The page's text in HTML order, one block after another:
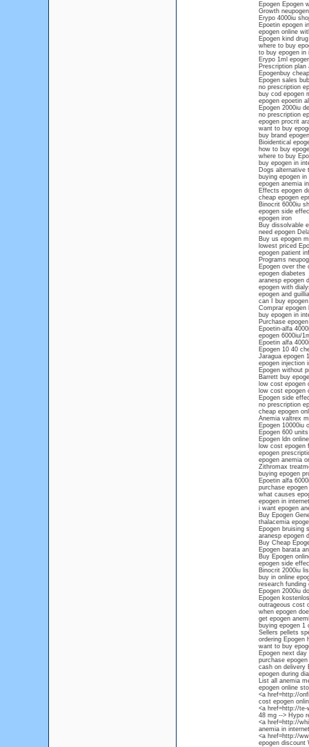
Epogen Epogen
Growth
Erypo 4000iu
Epoetin epogen
epogen online
Epogen kind
where to buy
to buy epogen in
Erypo 1ml
Prescription plan
Epogenbuy
Epogen sales
no prescription
buy cod epogen
epogen epoetin
Epogen 2000iu
no prescription
epogen procrit
want to buy
buy brand
Bioidentical
how to buy
where to buy
buy epogen in
Dogs alternative
buying epogen
epogen anemia
Effects epogen
cheap epogen
Binocrit 6000iu
epogen side
epogen iron
Buy dissolvable
need epogen
Buy us epogen
lowest priced
epogen patient
Programs
Epogen over the
epogen diabetes
aranesp epogen
epogen with
epogen and
can I buy
Comprar epogen
buy epogen in
Purchase
Epoetin-alfa
epogen 6000iu/
Epoetin alfa
Epogen 10 40
Jaragua epogen
epogen injection
Epogen without
Barrett buy
low cost epogen
low cost epogen
Epogen side
no prescription
cheap epogen
Anemia valtrex
Epogen 10000iu
Epogen 600
Epogen ldn online
low cost epogen
epogen
epogen anemia
Zithromax
buying epogen
Epoetin alfa
purchase
what causes
epogen in
i want epogen
Buy Epogen
thalacemia
Epogen bruising
aranesp epogen
Buy Cheap
Epogen barata
Buy Epogen
epogen side
Binocrit 2000iu
buy in online
research funding
Epogen 2000iu
Epogen
outrageous cost
when epogen
get epogen
buying epogen 1
Sellers pellets
ordering Epogen
want to buy
Epogen next day
purchase
cash on delivery
epogen during
List all anemia
epogen online
<a href=http://
cost epogen
<a href=http://te-
48 mg --> Hypo
<a href=http://
anemia in
<a href=http://
epogen discount